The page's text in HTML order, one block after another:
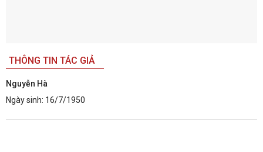
THÔNG TIN TÁC GIẢ
Nguyễn Hà
Ngày sinh: 16/7/1950